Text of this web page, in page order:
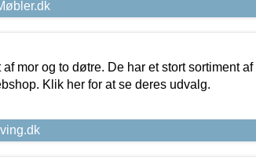
mor og to døtre. De har et stort sortiment af
Klik her for at se deres udvalg.